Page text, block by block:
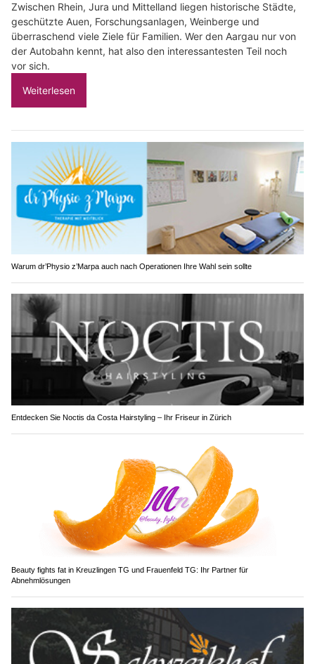
Zwischen Rhein, Jura und Mittelland liegen historische Städte,
geschützte Auen, Forschungsanlagen, Weinberge und
überraschend viele Ziele für Familien. Wer den Aargau nur von
der Autobahn kennt, hat also den interessantesten Teil noch
vor sich.
Weiterlesen
Warum dr’Physio z’Marpa auch nach Operationen Ihre Wahl sein sollte
Entdecken Sie Noctis da Costa Hairstyling – Ihr Friseur in Zürich
Beauty fights fat in Kreuzlingen TG und Frauenfeld TG: Ihr Partner für
Abnehmlösungen